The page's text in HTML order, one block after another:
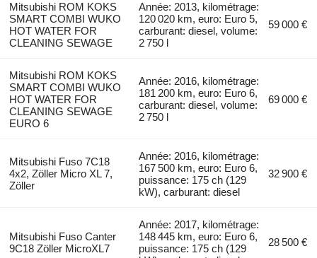
Mitsubishi ROM KOKS
SMART COMBI WUKO
HOT WATER FOR
CLEANING SEWAGE
Année: 2013, kilométrage:
120 020 km, euro: Euro 5,
carburant: diesel, volume:
2 750 l
59 000 €
Mitsubishi ROM KOKS
SMART COMBI WUKO
HOT WATER FOR
CLEANING SEWAGE
EURO 6
Année: 2016, kilométrage:
181 200 km, euro: Euro 6,
carburant: diesel, volume:
2 750 l
69 000 €
Mitsubishi Fuso 7C18
4x2, Zöller Micro XL 7,
Zöller
Année: 2016, kilométrage:
167 500 km, euro: Euro 6,
puissance: 175 ch (129
kW), carburant: diesel
32 900 €
Mitsubishi Fuso Canter
9C18 Zöller MicroXL7
Année: 2017, kilométrage:
148 445 km, euro: Euro 6,
puissance: 175 ch (129
28 500 €